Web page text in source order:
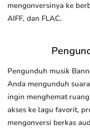
mengonversinya ke
AIFF, dan FLAC.
Pengunduh musik
Anda mengunduh
ingin menghemat
akses ke lagu favorit,
mengonversi berkas